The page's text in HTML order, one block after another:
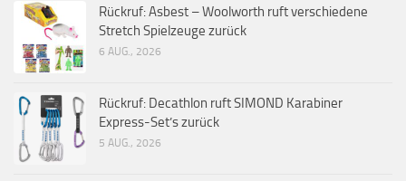
Rückruf: Asbest – Woolworth ruft verschiedene
Stretch Spielzeuge zurück
6 AUG., 2026
Rückruf: Decathlon ruft SIMOND Karabiner
Express-Set’s zurück
5 AUG., 2026